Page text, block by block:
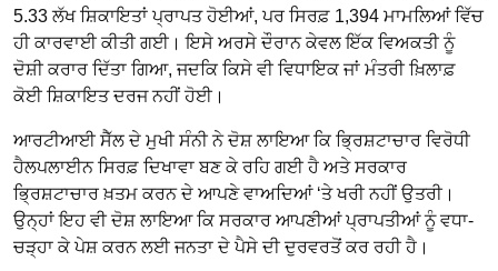
5.33 ਲੱਖ ਸ਼ਿਕਾਇਤਾਂ ਪ੍ਰਾਪਤ ਹੋਈਆਂ, ਪਰ ਸਿਰਫ਼ 1,394 ਮਾਮਲਿਆਂ ਵਿੱਚ
ਹੀ ਕਾਰਵਾਈ ਕੀਤੀ ਗਈ। ਇਸੇ ਅਰਸੇ ਦੌਰਾਨ ਕੇਵਲ ਇੱਕ ਵਿਅਕਤੀ ਨੂੰ
ਦੋਸ਼ੀ ਕਰਾਰ ਦਿੱਤਾ ਗਿਆ, ਜਦਕਿ ਕਿਸੇ ਵੀ ਵਿਧਾਇਕ ਜਾਂ ਮੰਤਰੀ ਖ਼ਿਲਾਫ਼
ਕੋਈ ਸ਼ਿਕਾਇਤ ਦਰਜ ਨਹੀਂ ਹੋਈ।
ਆਰਟੀਆਈ ਸੈੱਲ ਦੇ ਮੁਖੀ ਸੰਨੀ ਨੇ ਦੋਸ਼ ਲਾਇਆ ਕਿ ਭ੍ਰਿਸ਼ਟਾਚਾਰ ਵਿਰੋਧੀ
ਹੈਲਪਲਾਈਨ ਸਿਰਫ਼ ਦਿਖਾਵਾ ਬਣ ਕੇ ਰਹਿ ਗਈ ਹੈ ਅਤੇ ਸਰਕਾਰ
ਭ੍ਰਿਸ਼ਟਾਚਾਰ ਖ਼ਤਮ ਕਰਨ ਦੇ ਆਪਣੇ ਵਾਅਦਿਆਂ ‘ਤੇ ਖਰੀ ਨਹੀਂ ਉਤਰੀ।
ਉਨ੍ਹਾਂ ਇਹ ਵੀ ਦੋਸ਼ ਲਾਇਆ ਕਿ ਸਰਕਾਰ ਆਪਣੀਆਂ ਪ੍ਰਾਪਤੀਆਂ ਨੂੰ ਵਧਾ-
ਚੜ੍ਹਾ ਕੇ ਪੇਸ਼ ਕਰਨ ਲਈ ਜਨਤਾ ਦੇ ਪੈਸੇ ਦੀ ਦੁਰਵਰਤੋਂ ਕਰ ਰਹੀ ਹੈ।